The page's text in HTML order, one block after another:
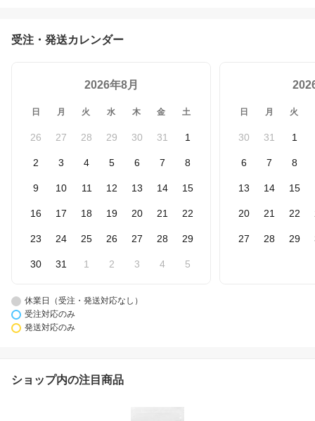
受注・発送カレンダー
2026年8月
日 月 火 水 木 金 土
26 27 28 29 30 31 1
2 3 4 5 6 7 8
9 10 11 12 13 14 15
16 17 18 19 20 21 22
23 24 25 26 27 28 29
30 31 1 2 3 4 5
日 月 火
30 31 1
6 7 8
13 14 15
20 21 22
27 28 29
休業日（受注・発送対応なし）
受注対応のみ
発送対応のみ
ショップ内の注目商品